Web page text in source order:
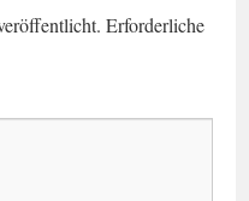
Erforderliche